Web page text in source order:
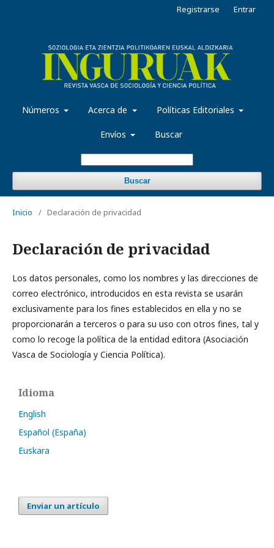
Números Acerca de Políticas Editoriales
Envíos Buscar
Buscar
Registrarse Entrar
Inicio / Declaración de privacidad
Declaración de privacidad
Los datos personales, como los nombres y las direcciones de
correo electrónico, introducidos en esta revista se usarán
exclusivamente para los fines establecidos en ella y no se
proporcionarán a terceros o para su uso con otros fines, tal y
como lo recoge la política de la entidad editora (Asociación
Vasca de Sociología y Ciencia Política).
Idioma
English
Español (España)
Euskara
Enviar un artículo